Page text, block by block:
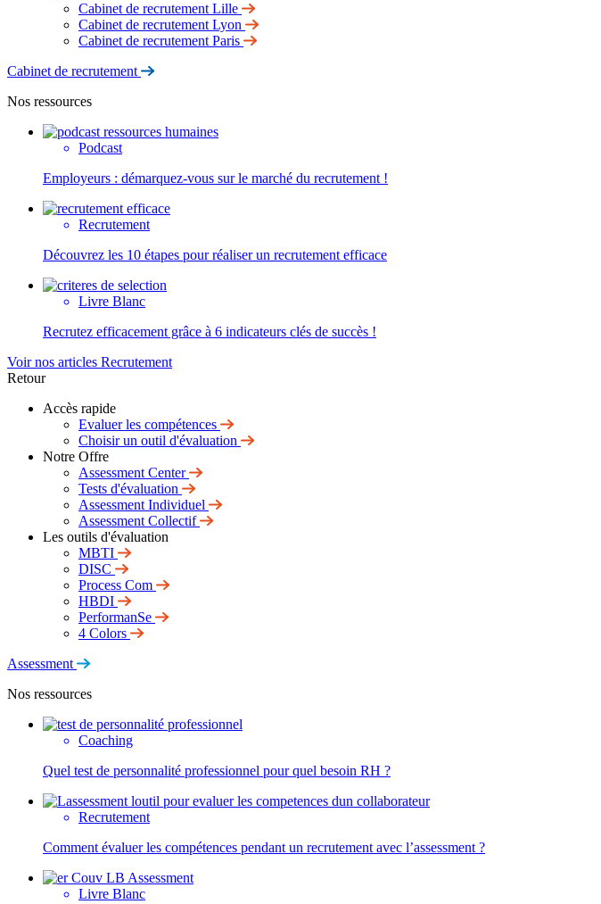
Cabinet de recrutement Lille
Cabinet de recrutement Lyon
Cabinet de recrutement Paris
Cabinet de recrutement
Nos ressources
Podcast
Employeurs : démarquez-vous sur le marché du recrutement !
Recrutement
Découvrez les 10 étapes pour réaliser un recrutement efficace
Livre Blanc
Recrutez efficacement grâce à 6 indicateurs clés de succès !
Voir nos articles Recrutement
Retour
Accès rapide
Evaluer les compétences
Choisir un outil d'évaluation
Notre Offre
Assessment Center
Tests d'évaluation
Assessment Individuel
Assessment Collectif
Les outils d'évaluation
MBTI
DISC
Process Com
HBDI
PerformanSe
4 Colors
Assessment
Nos ressources
Coaching
Quel test de personnalité professionnel pour quel besoin RH ?
Recrutement
Comment évaluer les compétences pendant un recrutement avec l’assessment ?
Livre Blanc